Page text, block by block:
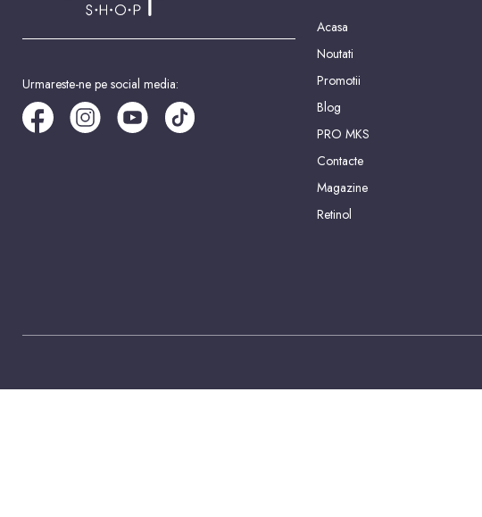
Urmareste-ne pe social media:
Acasa
Noutati
Promotii
Blog
PRO MKS
Contacte
Magazine
Retinol